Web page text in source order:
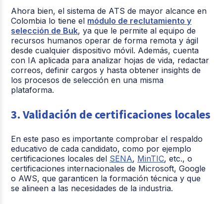
Ahora bien, el sistema de ATS de mayor alcance en
Colombia lo tiene el módulo de reclutamiento y
selección de Buk, ya que le permite al equipo de
recursos humanos operar de forma remota y ágil
desde cualquier dispositivo móvil. Además, cuenta
con IA aplicada para analizar hojas de vida, redactar
correos, definir cargos y hasta obtener insights de
los procesos de selección en una misma
plataforma.
3. Validación de certificaciones locales
En este paso es importante comprobar el respaldo
educativo de cada candidato, como por ejemplo
certificaciones locales del SENA, MinTIC, etc., o
certificaciones internacionales de Microsoft, Google
o AWS, que garanticen la formación técnica y que
se alineen a las necesidades de la industria.